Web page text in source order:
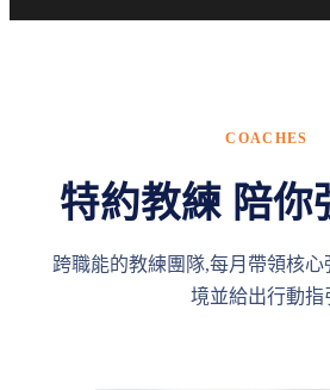
COACHES
特約教練 陪你
跨職能的教練團隊,每月帶領核心
境並給出行動指